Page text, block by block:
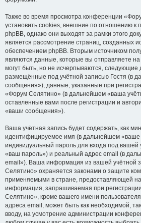
Также во время просмотра конференции
установить cookies, внешние по отношению к
phpBB, однако они выходят за рамки этого
является рассмотрение страниц, созданных
обеспечением phpBB. Вторым источником
являются данные, которые вы отправляете
могут быть, но не исчерпываются,
размещённые под учётной записью Гостя (в
сообщения»), данные, указанные при
«Форум Селятино» (в дальнейшем «ваша
оставленные вами после регистрации и
«ваши сообщения»).
Ваша учётная запись будет содержать, как
идентифицируемое имя (в дальнейшем «ваше
индивидуальный пароль для входа под вашей
«ваш пароль») и реальный адрес email (в
email»). Ваша информация из вашей учётной
Селятино» охраняется законами о защите
применяемыми в стране, предоставляющей
информация, запрашиваемая при
Селятино», кроме вашего имени
адреса email, может быть как необходимой,
вводу, на усмотрение администрации